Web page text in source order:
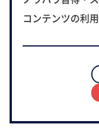
コンテンツの利